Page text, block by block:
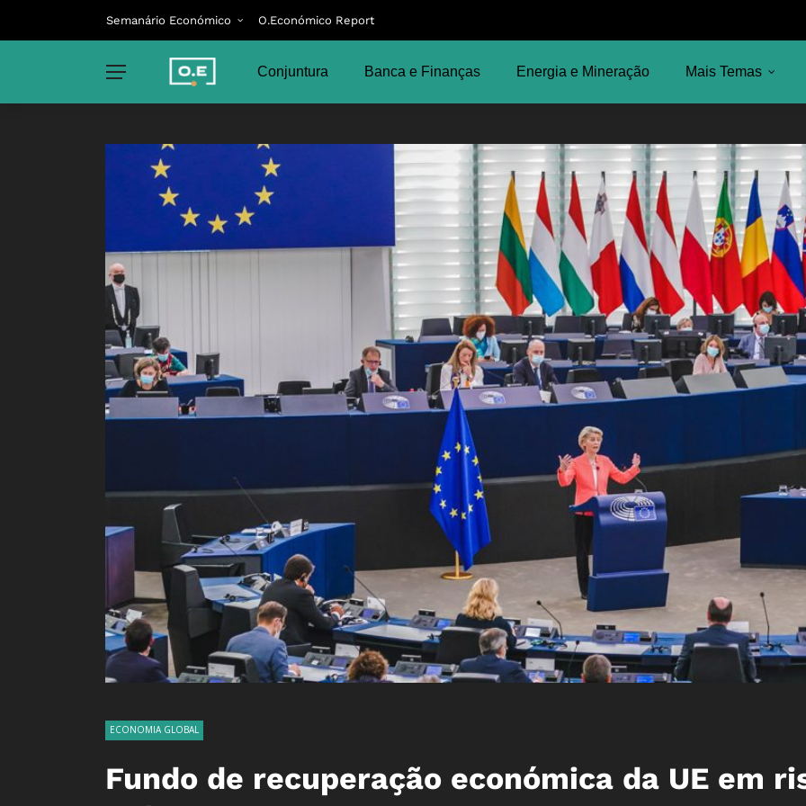
Semanário Económico O.Económico Report
Conjuntura Banca e Finanças Energia e Mineração Mais Temas
ECONOMIA GLOBAL
Fundo de recuperação económica da UE em